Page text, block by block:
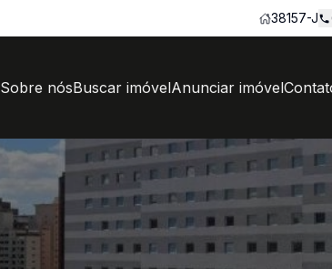
38157-J
Sobre nósBuscar imóvelAnunciar imóvel